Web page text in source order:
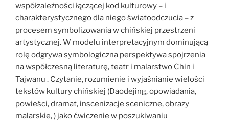
współzależności łączącej kod kulturowy – i
charakterystycznego dla niego światoodczucia – z
procesem symbolizowania w chińskiej przestrzeni
artystycznej. W modelu interpretacyjnym dominującą
rolę odgrywa symbologiczna perspektywa spojrzenia
na współczesną literaturę, teatr i malarstwo Chin i
Tajwanu . Czytanie, rozumienie i wyjaśnianie wielości
tekstów kultury chińskiej (Daodejing, opowiadania,
powieści, dramat, inscenizacje sceniczne, obrazy
malarskie, ) jako ćwiczenie w poszukiwaniu